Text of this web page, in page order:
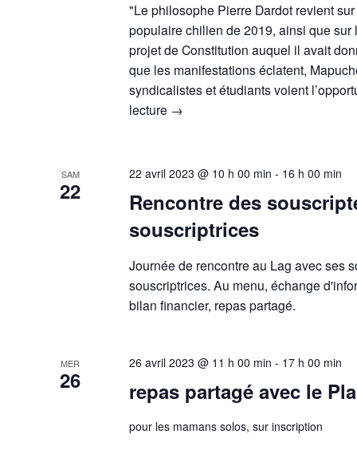
"Le philosophe Pierre Dardot revient
populaire chilien de 2019, ainsi que sur
projet de Constitution auquel il avait
que les manifestations éclatent,
syndicalistes et étudiants voient
lecture →
SAM
22
Rencontre des
souscriptrices
22 avril 2023 @ 10 h 00 min - 16 h 00 min
Journée de rencontre au Lag avec ses
souscriptrices. Au menu, échange
bilan financier, repas partagé.
MER
26 repas partagé avec le
26 avril 2023 @ 11 h 00 min - 17 h 00 min
pour les mamans solos, sur inscription